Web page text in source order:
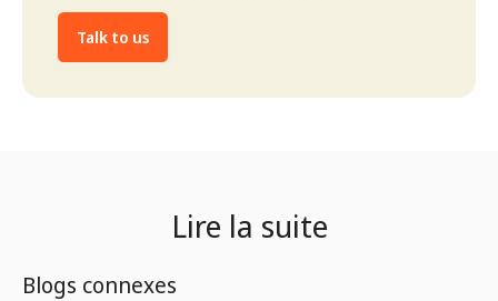
Talk to us
Lire la suite
Blogs connexes